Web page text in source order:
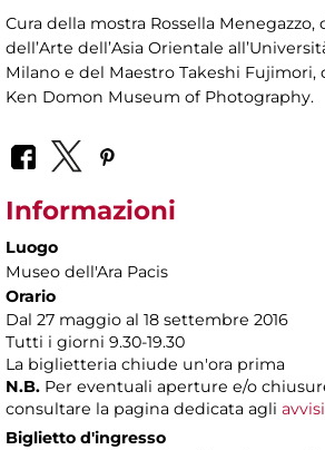
Cura della mostra Rossella
dell’Arte dell’Asia Orientale
Milano e del Maestro Takeshi
Ken Domon Museum of Photography.
Informazioni
Luogo
Museo dell'Ara Pacis
Orario
Dal 27 maggio al 18 settembre 2016
Tutti i giorni 9.30-19.30
La biglietteria chiude un'ora prima
N.B. Per eventuali aperture e/o
consultare la pagina dedicata agli avvisi
Biglietto d'ingresso